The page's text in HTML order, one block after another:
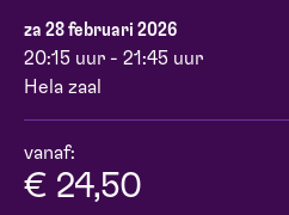
za 28 februari 2026
20:15 uur - 21:45 uur
Hela zaal
vanaf:
€ 24,50